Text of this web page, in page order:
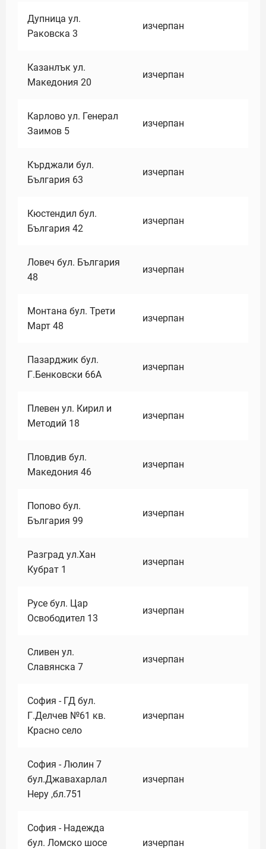
Дупница ул.
Раковска 3
изчерпан
Казанлък ул.
Македония 20
изчерпан
Карлово ул. Генерал
Заимов 5
изчерпан
Кърджали бул.
България 63
изчерпан
Кюстендил бул.
България 42
изчерпан
Ловеч бул. България
48
изчерпан
Монтана бул. Трети
Март 48
изчерпан
Пазарджик бул.
Г.Бенковски 66А
изчерпан
Плевен ул. Кирил и
Методий 18
изчерпан
Пловдив бул.
Македония 46
изчерпан
Попово бул.
България 99
изчерпан
Разград ул.Хан
Кубрат 1
изчерпан
Русе бул. Цар
Освободител 13
изчерпан
Сливен ул.
Славянска 7
изчерпан
София - ГД бул.
Г.Делчев №61 кв.
Красно село
изчерпан
София - Люлин 7
бул.Джавахарлал
Неру ,бл.751
изчерпан
София - Надежда
бул. Ломско шосе
изчерпан